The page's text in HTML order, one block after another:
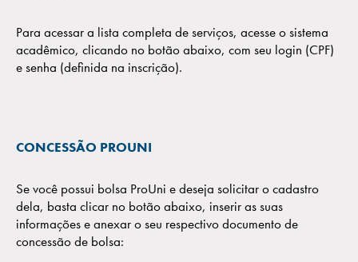
Para acessar a lista completa de serviços, acesse o sistema
acadêmico, clicando no botão abaixo, com seu login (CPF)
e senha (definida na inscrição).
CONCESSÃO PROUNI
Se você possui bolsa ProUni e deseja solicitar o cadastro
dela, basta clicar no botão abaixo, inserir as suas
informações e anexar o seu respectivo documento de
concessão de bolsa: